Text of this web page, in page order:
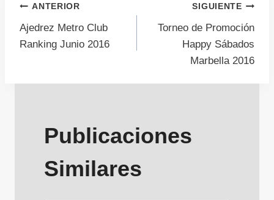
Navegación
de
entradas
ANTERIOR
Ajedrez Metro Club
Ranking Junio 2016
SIGUIENTE
Torneo de Promoción
Happy Sábados
Marbella 2016
Publicaciones
Similares